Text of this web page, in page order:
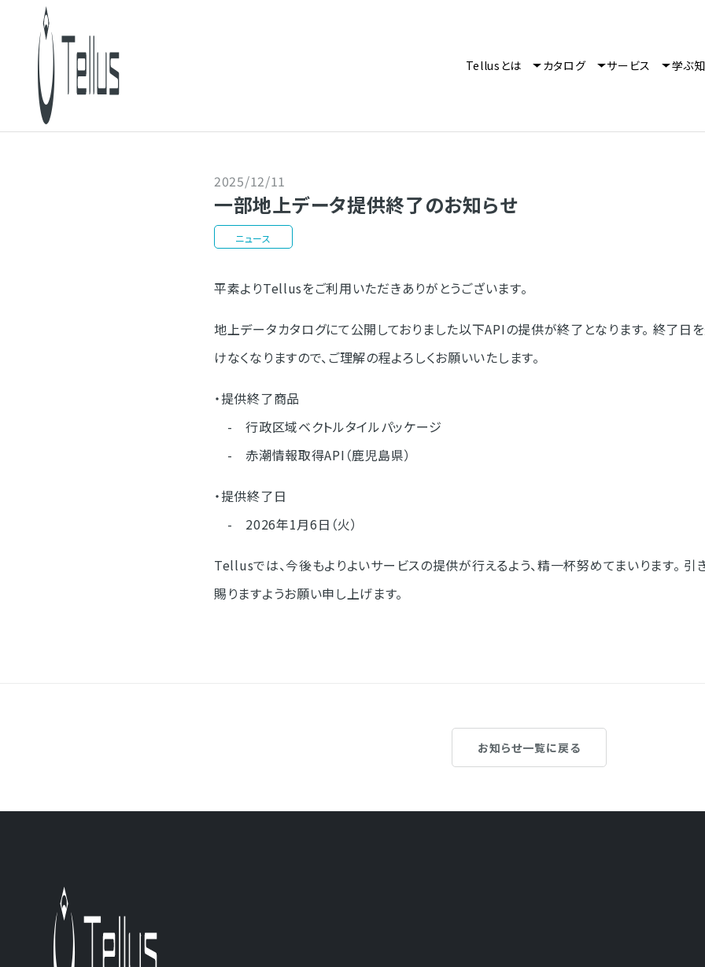
Tellusとは カタログ サービス 学ぶ
2025/12/11
一部地上データ提供終了のお知らせ
ニュース
平素よりTellusをご利用いただきありがとうございます。
地上データカタログにて公開しておりました以下APIの提供が終了となります。 終了日
けなくなりますので、ご理解の程よろしくお願いいたします。
・提供終了商品
- 行政区域ベクトルタイルパッケージ
- 赤潮情報取得API（鹿児島県）
・提供終了日
- 2026年1月6日（火）
Tellusでは、今後もよりよいサービスの提供が行えるよう、精一杯努めてまいります。
賜りますようお願い申し上げます。
お知らせ一覧に戻る